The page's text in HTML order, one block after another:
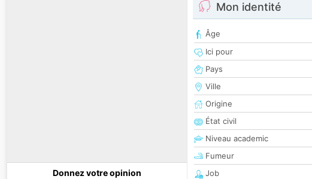
Donnez votre opinion
Mon identité
Âge
Ici pour
Pays
Ville
Origine
État civil
Niveau academic
Fumeur
Job